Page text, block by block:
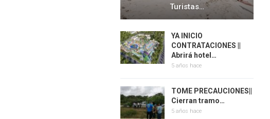
Turistas…
YA INICIO
CONTRATACIONES ||
Abrirá hotel…
5 años hace
TOME PRECAUCIONES||
Cierran tramo…
5 años hace